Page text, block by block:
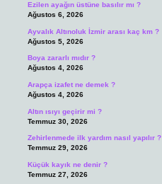
Ezilen ayağın üstüne basılır mı ?
Ağustos 6, 2026
Ayvalık Altınoluk İzmir arası kaç km ?
Ağustos 5, 2026
Boya zararlı mıdır ?
Ağustos 4, 2026
Arapça izafet ne demek ?
Ağustos 4, 2026
Altın ısıyı geçirir mi ?
Temmuz 30, 2026
Zehirlenmede ilk yardım nasıl yapılır ?
Temmuz 29, 2026
Küçük kayık ne denir ?
Temmuz 27, 2026